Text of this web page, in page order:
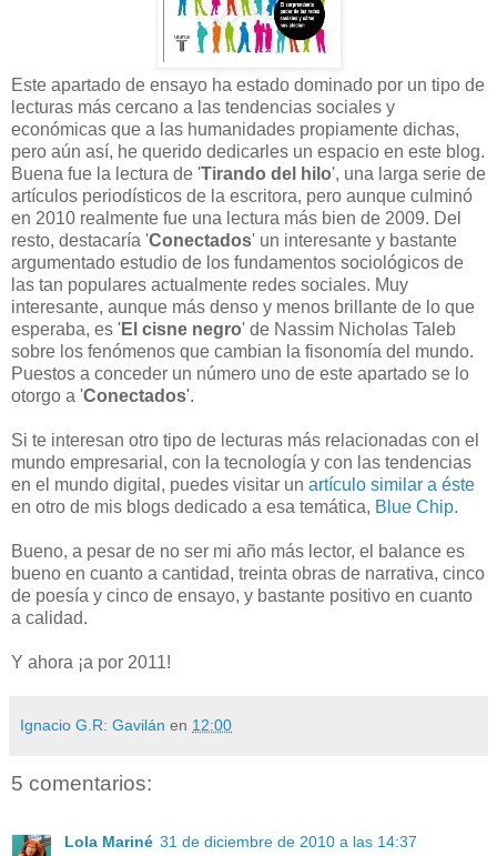
Este apartado de ensayo ha estado dominado por un tipo de
lecturas más cercano a las tendencias sociales y
económicas que a las humanidades propiamente dichas,
pero aún así, he querido dedicarles un espacio en este blog.
Buena fue la lectura de 'Tirando del hilo', una larga serie de
artículos periodísticos de la escritora, pero aunque culminó
en 2010 realmente fue una lectura más bien de 2009. Del
resto, destacaría 'Conectados' un interesante y bastante
argumentado estudio de los fundamentos sociológicos de
las tan populares actualmente redes sociales. Muy
interesante, aunque más denso y menos brillante de lo que
esperaba, es 'El cisne negro' de Nassim Nicholas Taleb
sobre los fenómenos que cambian la fisonomía del mundo.
Puestos a conceder un número uno de este apartado se lo
otorgo a 'Conectados'.
Si te interesan otro tipo de lecturas más relacionadas con el
mundo empresarial, con la tecnología y con las tendencias
en el mundo digital, puedes visitar un artículo similar a éste
en otro de mis blogs dedicado a esa temática, Blue Chip.
Bueno, a pesar de no ser mi año más lector, el balance es
bueno en cuanto a cantidad, treinta obras de narrativa, cinco
de poesía y cinco de ensayo, y bastante positivo en cuanto
a calidad.
Y ahora ¡a por 2011!
Ignacio G.R: Gavilán en 12:00
5 comentarios:
Lola Mariné 31 de diciembre de 2010 a las 14:37